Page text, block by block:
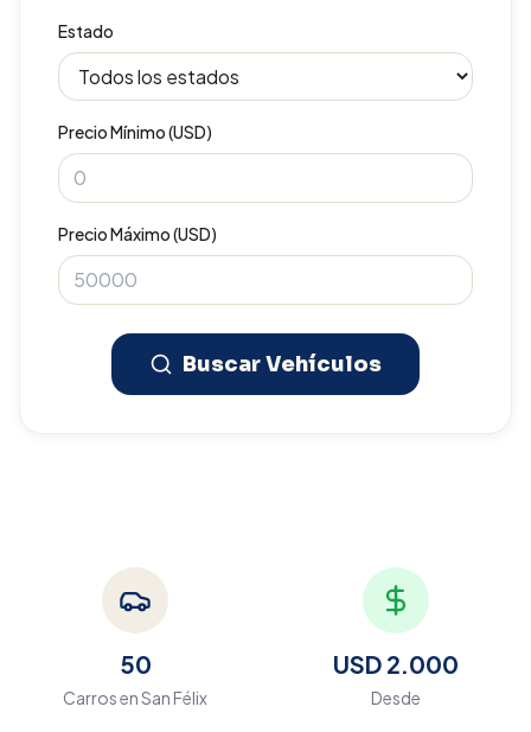
Estado
Precio Mínimo (USD)
Precio Máximo (USD)
Buscar Vehículos
50
Carros enSan Félix
USD 2.000
Desde